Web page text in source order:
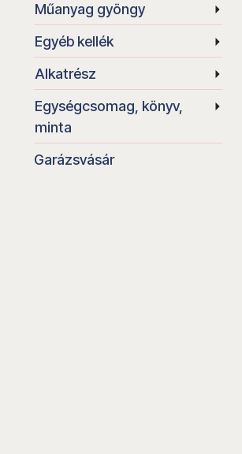
Műanyag gyöngy
Egyéb kellék
Alkatrész
Egységcsomag, könyv,
minta
Garázsvásár